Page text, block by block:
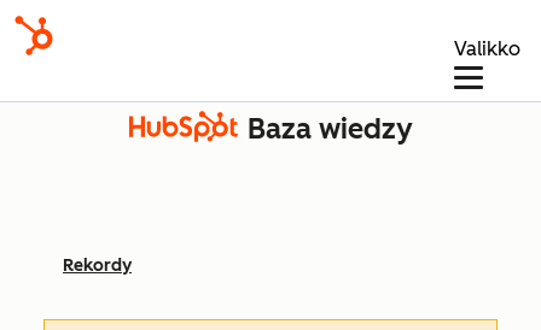
Valikko
Baza wiedzy
Rekordy